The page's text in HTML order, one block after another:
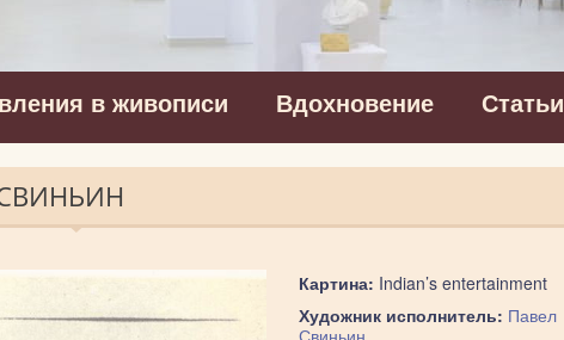
в живописи Вдохновение Статьи
СВИНЬИН
Картина: Indian’s entertainment
Художник исполнитель: Павел
Свиньин